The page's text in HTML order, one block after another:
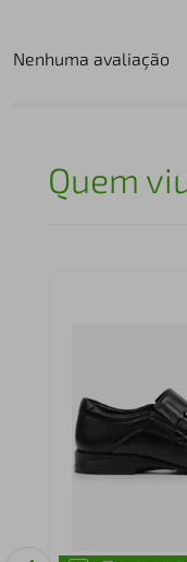
Nenhuma avaliação
Quem